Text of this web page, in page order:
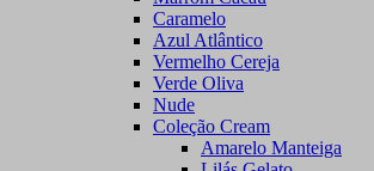
Caramelo
Azul Atlântico
Vermelho Cereja
Verde Oliva
Nude
Coleção Cream
Amarelo Manteiga